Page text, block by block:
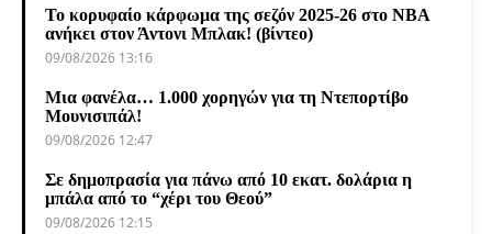
Το κορυφαίο κάρφωμα της σεζόν 2025-26 στο NBA
ανήκει στον Άντονι Μπλακ! (βίντεο)
09/08/2026 13:16
Μια φανέλα… 1.000 χορηγών για τη Ντεπορτίβο
Μουνισιπάλ!
09/08/2026 12:47
Σε δημοπρασία για πάνω από 10 εκατ. δολάρια η
μπάλα από το “χέρι του Θεού”
09/08/2026 12:15